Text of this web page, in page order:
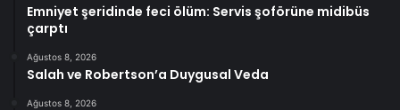
Emniyet şeridinde feci ölüm: Servis şoförüne midibüs
çarptı
Ağustos 8, 2026
Salah ve Robertson’a Duygusal Veda
Ağustos 8, 2026